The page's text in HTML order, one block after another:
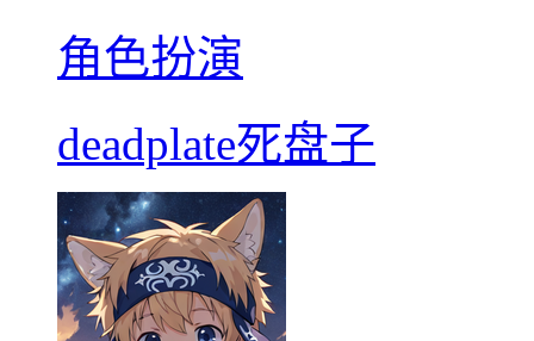
角色扮演
deadplate死盘子